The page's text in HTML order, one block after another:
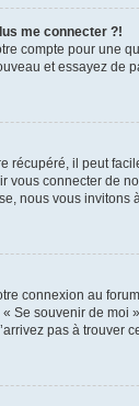
me connecter ?!
compte pour
et essayez de
il peut
vous connecter de
nous vous invitons
connexion au
Se souvenir de
pas à trouver